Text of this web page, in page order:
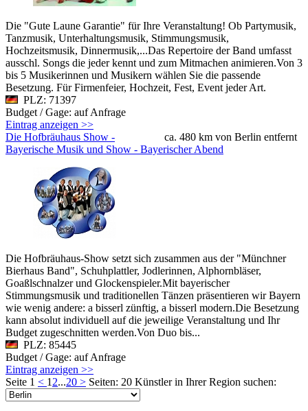
Die "Gute Laune Garantie" für Ihre Veranstaltung! Ob Partymusik,
Tanzmusik, Unterhaltungsmusik, Stimmungsmusik,
Hochzeitsmusik, Dinnermusik,...Das Repertoire der Band umfasst
ausschl. Songs die jeder kennt und zum Mitmachen animieren.Von 3
bis 5 Musikerinnen und Musikern wählen Sie die passende
Besetzung. Für Firmenfeier, Hochzeit, Fest, Event jeder Art.
PLZ: 71397
Budget / Gage: auf Anfrage
Eintrag anzeigen >>
ca. 480 km von Berlin entfernt
Die Hofbräuhaus Show -
Bayerische Musik und Show - Bayerischer Abend
Die Hofbräuhaus-Show setzt sich zusammen aus der "Münchner
Bierhaus Band", Schuhplattler, Jodlerinnen, Alphornbläser,
Goaßlschnalzer und Glockenspieler.Mit bayerischer
Stimmungsmusik und traditionellen Tänzen präsentieren wir Bayern
wie wenig andere: a bisserl zünftig, a bisserl modern.Die Besetzung
kann absolut individuell auf die jeweilige Veranstaltung und Ihr
Budget zugeschnitten werden.Von Duo bis...
PLZ: 85445
Budget / Gage: auf Anfrage
Eintrag anzeigen >>
Seite 1 < 1 2...20 > Seiten: 20 Künstler in Ihrer Region suchen: